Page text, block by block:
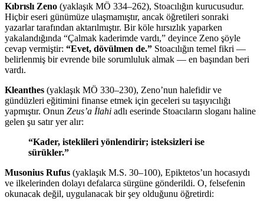
Kıbrıslı Zeno (yaklaşık MÖ 334–262), Stoacılığın kurucusudur.
Hiçbir eseri günümüze ulaşmamıştır, ancak öğretileri sonraki
yazarlar tarafından aktarılmıştır. Bir köle hırsızlık yaparken
yakalandığında “Çalmak kaderimde vardı,” deyince Zeno şöyle
cevap vermiştir: “Evet, dövülmen de.” Stoacılığın temel fikri —
belirlenmiş bir evrende bile sorumluluk almak — en başından beri
vardı.
Kleanthes (yaklaşık MÖ 330–230), Zeno’nun halefidir ve
gündüzleri eğitimini finanse etmek için geceleri su taşıyıcılığı
yapmıştır. Onun Zeus’a İlahi adlı eserinde Stoacıların sloganı haline
gelen şu satır yer alır:
“Kader, isteklileri yönlendirir; isteksizleri ise
sürükler.”
Musonius Rufus (yaklaşık M.S. 30–100), Epiktetos’un hocasıydı
ve ilkelerinden dolayı defalarca sürgüne gönderildi. O, felsefenin
okunacak değil, uygulanacak bir şey olduğunu öğretirdi: